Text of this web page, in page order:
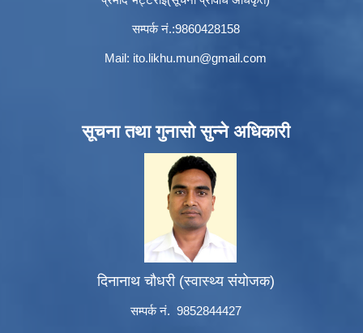
सम्पर्क नं.:9860428158
Mail: ito.likhu.mun@gmail.com
सूचना तथा गुनासो सुन्ने अधिकारी
दिनानाथ चौधरी (स्वास्थ्य संयोजक)
सम्पर्क नं. 9852844427